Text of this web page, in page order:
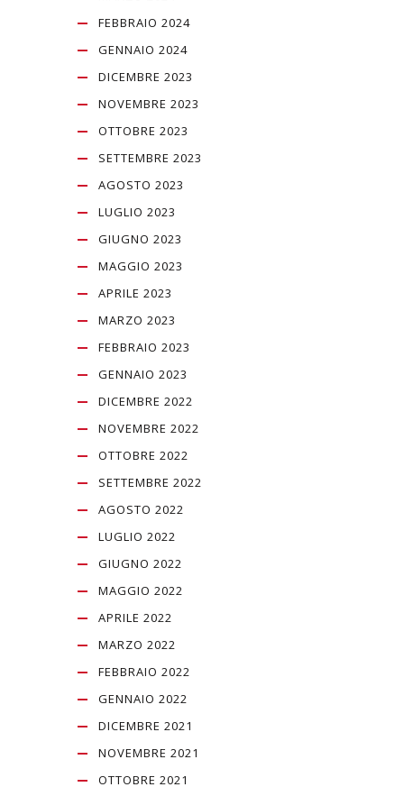
FEBBRAIO 2024
GENNAIO 2024
DICEMBRE 2023
NOVEMBRE 2023
OTTOBRE 2023
SETTEMBRE 2023
AGOSTO 2023
LUGLIO 2023
GIUGNO 2023
MAGGIO 2023
APRILE 2023
MARZO 2023
FEBBRAIO 2023
GENNAIO 2023
DICEMBRE 2022
NOVEMBRE 2022
OTTOBRE 2022
SETTEMBRE 2022
AGOSTO 2022
LUGLIO 2022
GIUGNO 2022
MAGGIO 2022
APRILE 2022
MARZO 2022
FEBBRAIO 2022
GENNAIO 2022
DICEMBRE 2021
NOVEMBRE 2021
OTTOBRE 2021